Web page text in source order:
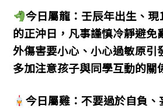
今日屬龍：壬辰年出生、現
的正沖日， 凡事謹慎冷靜避免
外傷害要小心、小心過敏原引
多加注意孩子與同學互動的關
今日屬雞：不要過於自負